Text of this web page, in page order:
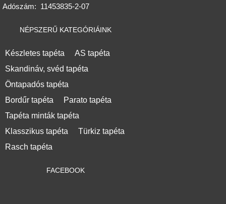
Adószám: 11453835-2-07
NÉPSZERŰ KATEGÓRIÁINK
Készletes tapéta
AS tapéta
Skandináv, svéd tapéta
Öntapadós tapéta
Bordűr tapéta
Parato tapéta
Tapéta minták tapéta
Klasszikus tapéta
Türkiz tapéta
Rasch tapéta
FACEBOOK